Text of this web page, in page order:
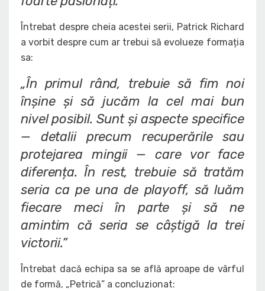
Întrebat despre cheia acestei serii, Patrick Richard
a vorbit despre cum ar trebui să evolueze formația
sa:
„În primul rând, trebuie să fim noi
înșine și să jucăm la cel mai bun
nivel posibil. Sunt și aspecte specifice
— detalii precum recuperările sau
protejarea mingii — care vor face
diferența. În rest, trebuie să tratăm
seria ca pe una de playoff, să luăm
fiecare meci în parte și să ne
amintim că seria se câștigă la trei
victorii.”
Întrebat dacă echipa sa se află aproape de vârful
de formă, „Petrică” a concluzionat: